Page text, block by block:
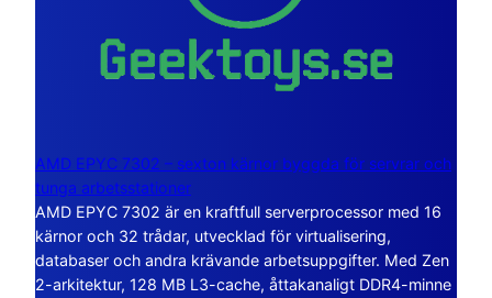
AMD EPYC 7302 – sexton kärnor byggda för servrar och
tunga arbetsstationer
AMD EPYC 7302 är en kraftfull serverprocessor med 16
kärnor och 32 trådar, utvecklad för virtualisering,
databaser och andra krävande arbetsuppgifter. Med Zen
2-arkitektur, 128 MB L3-cache, åttakanaligt DDR4-minne